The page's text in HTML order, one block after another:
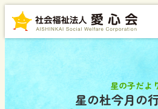
星の杜今月の
星の子だよ